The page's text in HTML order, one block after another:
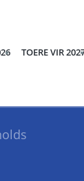
TOERE VIR